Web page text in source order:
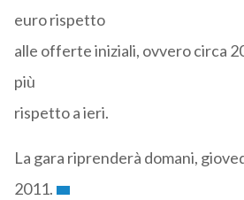
euro rispetto
alle offerte iniziali, ovvero circa
più
rispetto a ieri.
La gara riprenderà domani,
2011.